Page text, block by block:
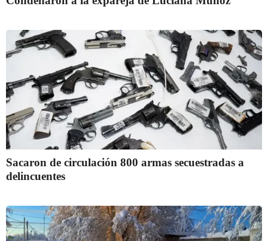
Sacaron de circulación 800 armas secuestradas a
delincuentes